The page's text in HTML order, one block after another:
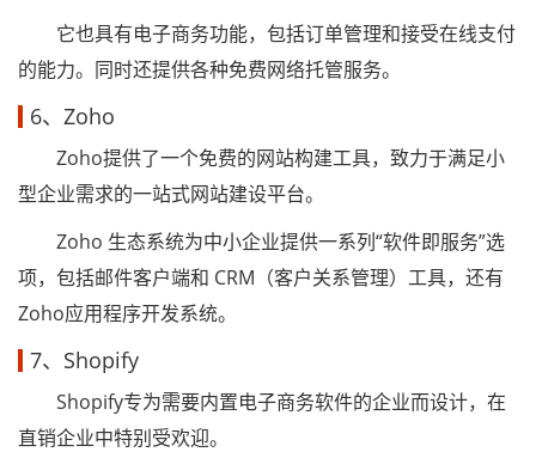
它也具有电子商务功能，包括订单管理和接受在线支付
的能力。同时还提供各种免费网络托管服务。
6、Zoho
Zoho提供了一个免费的网站构建工具，致力于满足小
型企业需求的一站式网站建设平台。
Zoho 生态系统为中小企业提供一系列“软件即服务”选
项，包括邮件客户端和 CRM（客户关系管理）工具，还有
Zoho应用程序开发系统。
7、Shopify
Shopify专为需要内置电子商务软件的企业而设计，在
直销企业中特别受欢迎。